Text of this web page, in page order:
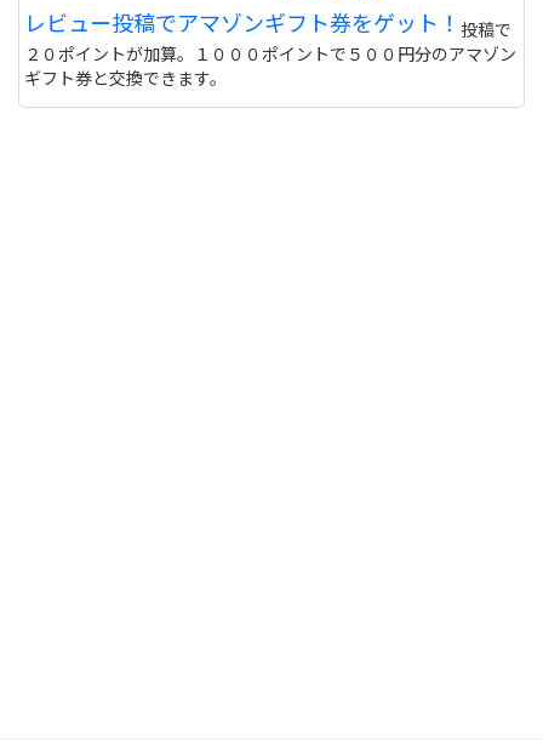
レビュー投稿でアマゾンギフト券をゲット！ 投稿で
２０ポイントが加算。１０００ポイントで５００円分のアマゾン
ギフト券と交換できます。